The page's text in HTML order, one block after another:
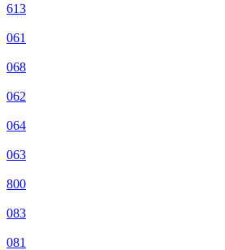
613
061
068
062
064
063
800
083
081